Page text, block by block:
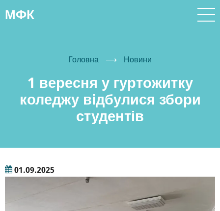
до
МФК
Головна ⟶ Новини
1 вересня у гуртожитку
коледжу відбулися збори
студентів
01.09.2025